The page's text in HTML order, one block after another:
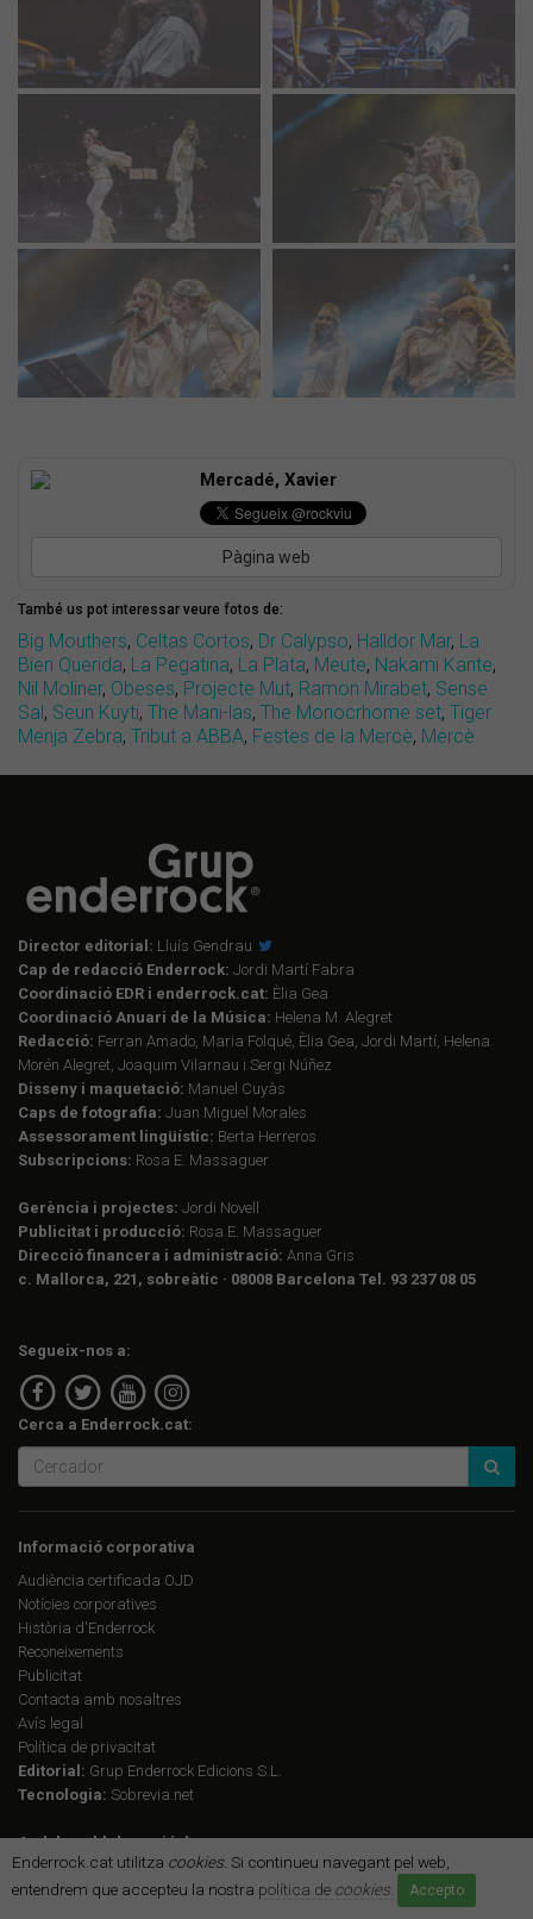
Enderrock.cat utilitza cookies. Si continueu navegant pel web,
entendrem que accepteu la nostra política de cookies. Accepto
Mercadé, Xavier
Pàgina web
També us pot interessar veure fotos de:
Big Mouthers, Celtas Cortos, Dr Calypso, Halldor Mar, La
Bien Querida, La Pegatina, La Plata, Meute, Nakami Kante,
Nil Moliner, Obeses, Projecte Mut, Ramon Mirabet, Sense
Sal, Seun Kuyti, The Mani-las, The Monocrhome set, Tiger
Menja Zebra, Tribut a ABBA, Festes de la Mercè, Mercè
Director editorial: Lluís Gendrau
Cap de redacció Enderrock: Jordi Martí Fabra
Coordinació EDR i enderrock.cat: Èlia Gea
Coordinació Anuari de la Música: Helena M. Alegret
Redacció: Ferran Amado, Maria Folqué, Èlia Gea, Jordi Martí, Helena
Morén Alegret, Joaquim Vilarnau i Sergi Núñez
Disseny i maquetació: Manuel Cuyàs
Caps de fotografia: Juan Miguel Morales
Assessorament lingüístic: Berta Herreros
Subscripcions: Rosa E. Massaguer
Gerència i projectes: Jordi Novell
Publicitat i producció: Rosa E. Massaguer
Direcció financera i administració: Anna Gris
c. Mallorca, 221, sobreàtic · 08008 Barcelona Tel. 93 237 08 05
Segueix-nos a:
Cerca a Enderrock.cat:
Informació corporativa
Audiència certificada OJD
Notícies corporatives
Història d'Enderrock
Reconeixements
Publicitat
Contacta amb nosaltres
Avís legal
Política de privacitat
Editorial: Grup Enderrock Edicions S.L.
Tecnologia: Sobrevia.net
Amb la col·laboració de: